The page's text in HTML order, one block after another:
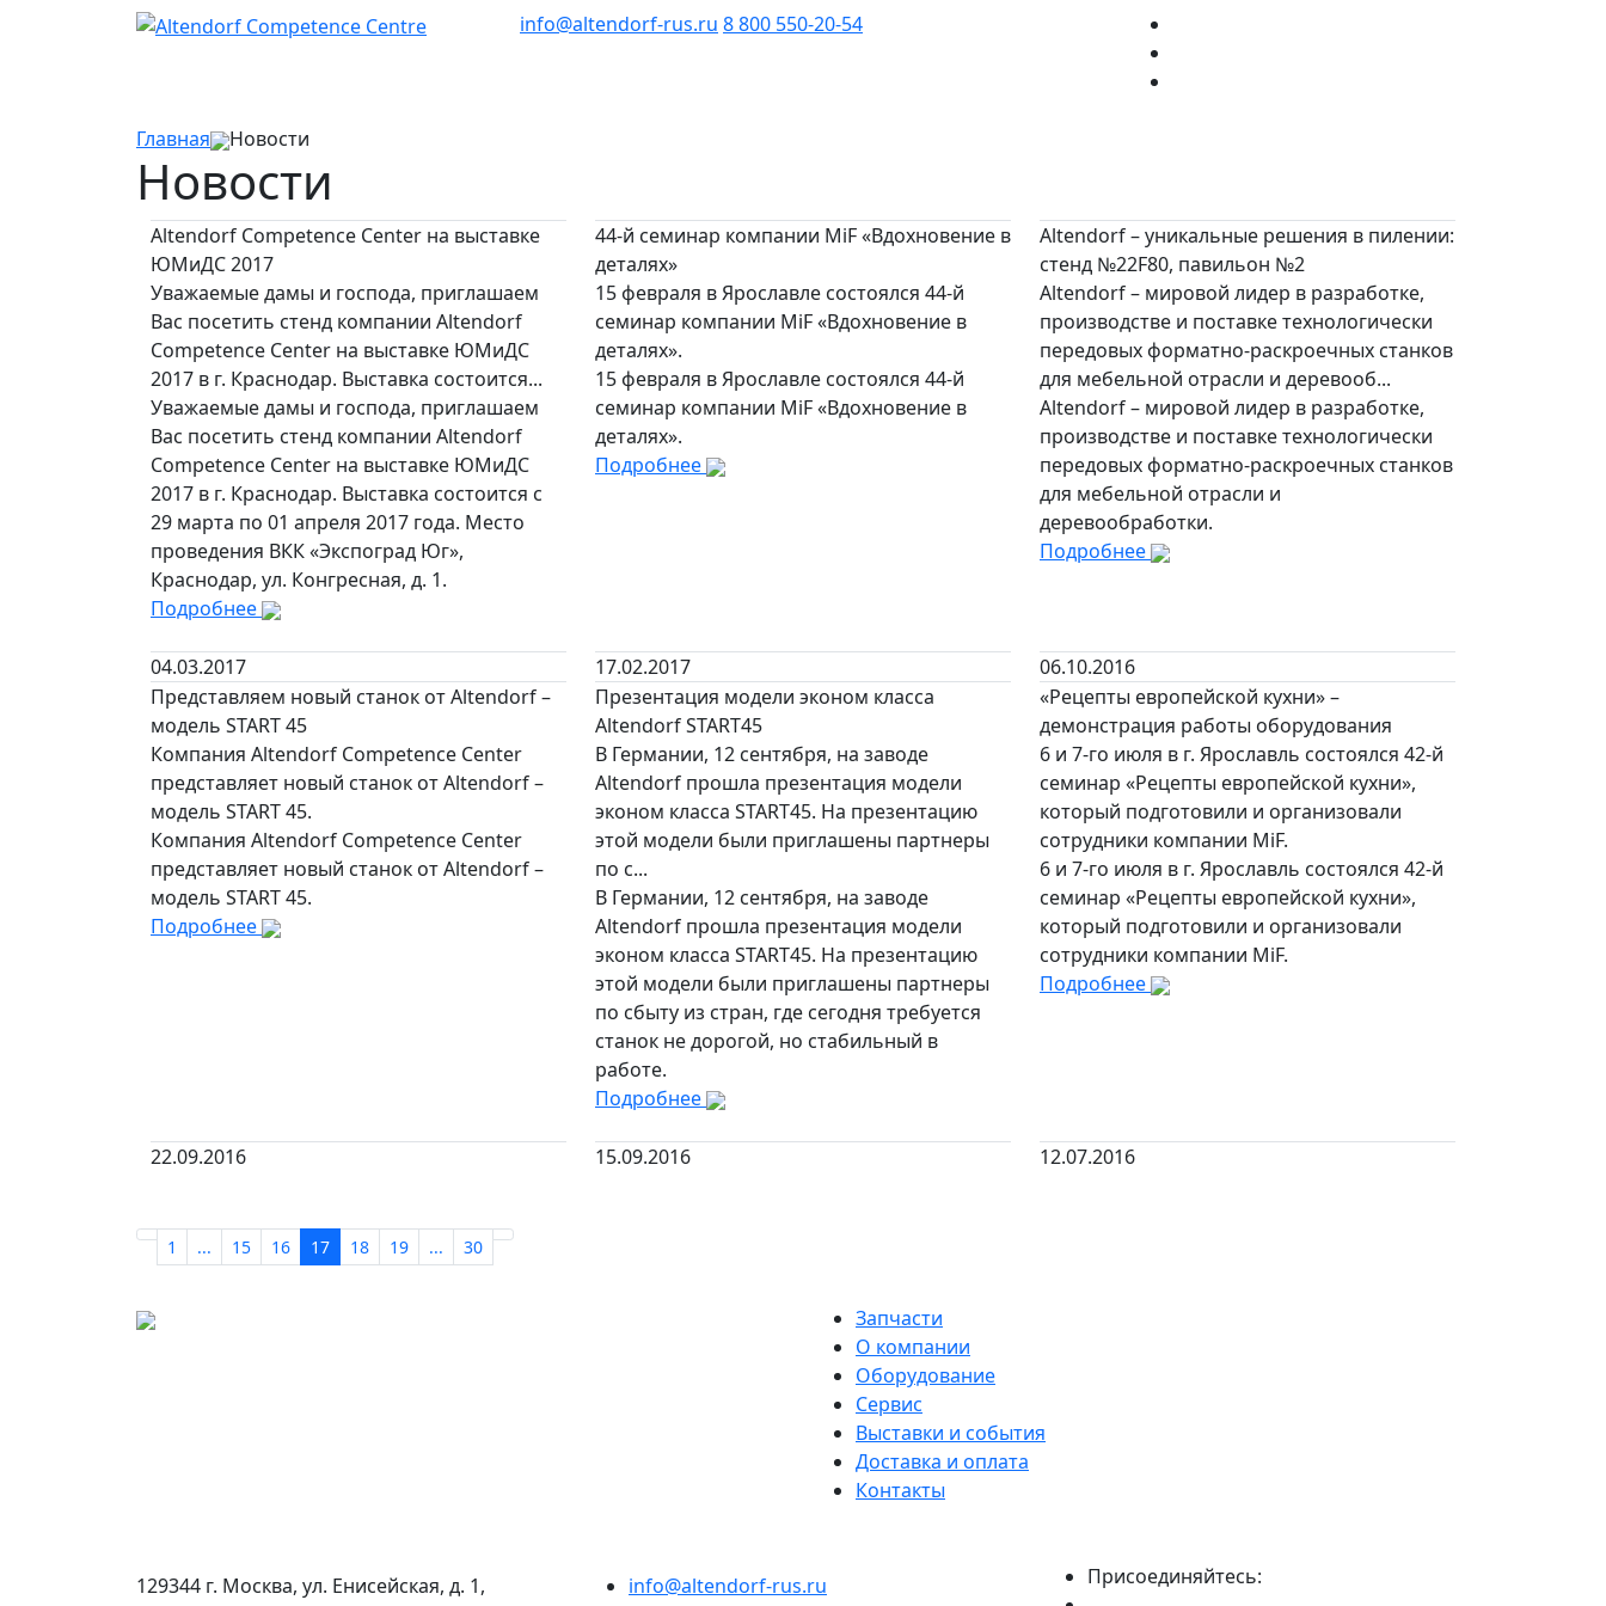
info@altendorf-rus.ru 8 800 550-20-54
Главная Новости
Новости
Altendorf Competence Center на выставке
ЮМиДС 2017
Уважаемые дамы и господа, приглашаем
Вас посетить стенд компании Altendorf
Competence Center на выставке ЮМиДС
2017 в г. Краснодар. Выставка состоится...
Уважаемые дамы и господа, приглашаем
Вас посетить стенд компании Altendorf
Competence Center на выставке ЮМиДС
2017 в г. Краснодар. Выставка состоится с
29 марта по 01 апреля 2017 года. Место
проведения ВКК «Экспоград Юг»,
Краснодар, ул. Конгресная, д. 1.
Подробнее
04.03.2017
44-й семинар компании MiF «Вдохновение в
деталях»
15 февраля в Ярославле состоялся 44-й
семинар компании MiF «Вдохновение в
деталях».
15 февраля в Ярославле состоялся 44-й
семинар компании MiF «Вдохновение в
деталях».
Подробнее
17.02.2017
Altendorf – уникальные решения в пилении:
стенд №22F80, павильон №2
Altendorf – мировой лидер в разработке,
производстве и поставке технологически
передовых форматно-раскроечных станков
для мебельной отрасли и деревооб...
Altendorf – мировой лидер в разработке,
производстве и поставке технологически
передовых форматно-раскроечных станков
для мебельной отрасли и
деревообработки.
Подробнее
06.10.2016
Представляем новый станок от Altendorf –
модель START 45
Компания Altendorf Competence Center
представляет новый станок от Altendorf –
модель START 45.
Компания Altendorf Competence Center
представляет новый станок от Altendorf –
модель START 45.
Подробнее
22.09.2016
Презентация модели эконом класса
Altendorf START45
В Германии, 12 сентября, на заводе
Altendorf прошла презентация модели
эконом класса START45. На презентацию
этой модели были приглашены партнеры
по с...
В Германии, 12 сентября, на заводе
Altendorf прошла презентация модели
эконом класса START45. На презентацию
этой модели были приглашены партнеры
по сбыту из стран, где сегодня требуется
станок не дорогой, но стабильный в
работе.
Подробнее
15.09.2016
«Рецепты европейской кухни» –
демонстрация работы оборудования
6 и 7-го июля в г. Ярославль состоялся 42-й
семинар «Рецепты европейской кухни»,
который подготовили и организовали
сотрудники компании MiF.
6 и 7-го июля в г. Ярославль состоялся 42-й
семинар «Рецепты европейской кухни»,
который подготовили и организовали
сотрудники компании MiF.
Подробнее
12.07.2016
1 ... 15 16 17 18 19 ... 30
Запчасти
О компании
Оборудование
Сервис
Выставки и события
Доставка и оплата
Контакты
129344 г. Москва, ул. Енисейская, д. 1,
info@altendorf-rus.ru
Присоединяйтесь: